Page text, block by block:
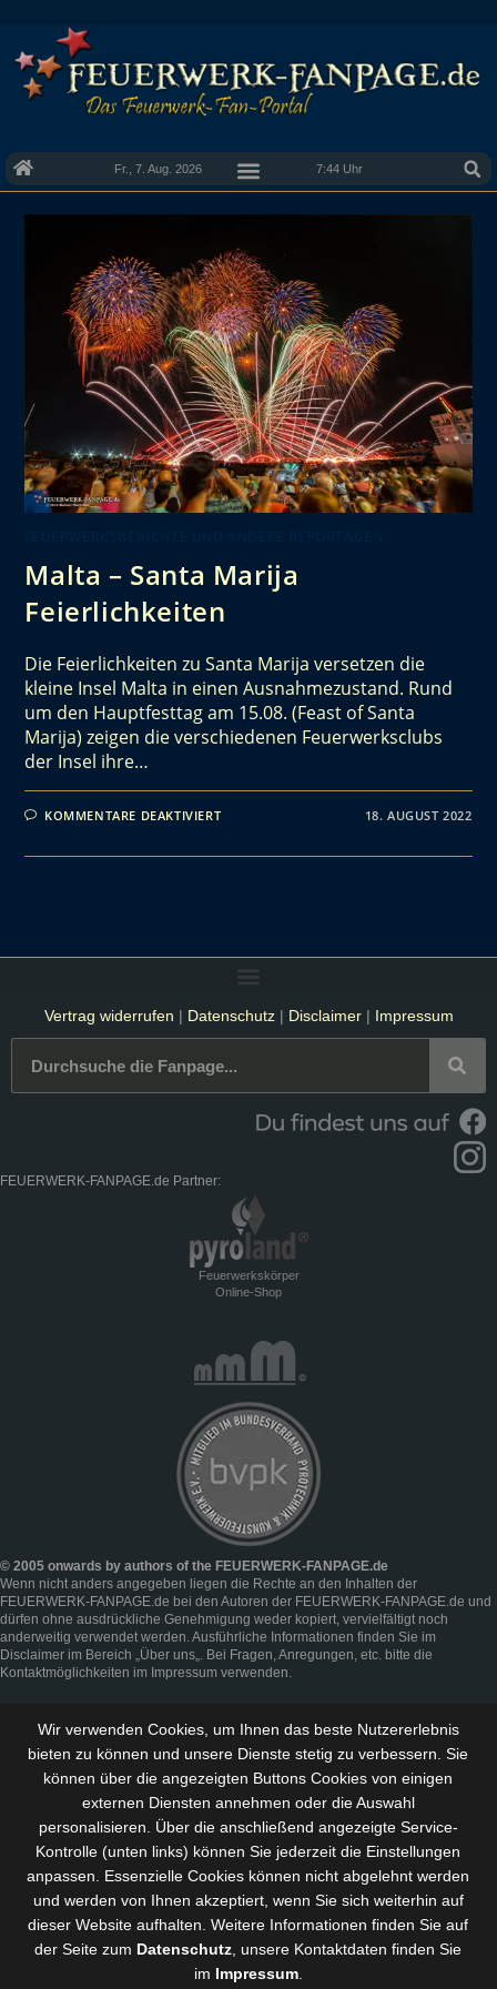
Fr., 7. Aug. 2026 7:44 Uhr
Malta – Santa Marija
Feierlichkeiten
Die Feierlichkeiten zu Santa Marija versetzen die
kleine Insel Malta in einen Ausnahmezustand. Rund
um den Hauptfesttag am 15.08. (Feast of Santa
Marija) zeigen die verschiedenen Feuerwerksclubs
der Insel ihre…
KOMMENTARE DEAKTIVIERT 18. AUGUST 2022
Vertrag widerrufen | Datenschutz| Disclaimer| Impressum
FEUERWERK-FANPAGE.de Partner:
Feuerwerkskörper
Online-Shop
© 2005 onwards by authors of the FEUERWERK-FANPAGE.de
Wenn nicht anders angegeben liegen die Rechte an den Inhalten der
FEUERWERK-FANPAGE.de bei den Autoren der FEUERWERK-FANPAGE.de und
dürfen ohne ausdrückliche Genehmigung weder kopiert, vervielfältigt noch
anderweitig verwendet werden. Ausführliche Informationen finden Sie im
Disclaimer im Bereich „Über uns„. Bei Fragen, Anregungen, etc. bitte die
Kontaktmöglichkeiten im Impressum verwenden.
Wir verwenden Cookies, um Ihnen das beste Nutzererlebnis
bieten zu können und unsere Dienste stetig zu verbessern . Sie
können über die angezeigten Buttons Cookies von einigen
externen Diensten annehmen oder die Auswahl
personalisieren. Über die anschließend angezeigte Service-
Kontrolle (unten links) können Sie jederzeit die Einstellungen
anpassen. Essenzielle Cookies können nicht abgelehnt werden
und werden von Ihnen akzeptiert, wenn Sie sich weiterhin auf
dieser Website aufhalten. Weitere Informationen finden Sie auf
der Seite zum Datenschutz , unsere Kontaktdaten finden Sie
im Impressum.